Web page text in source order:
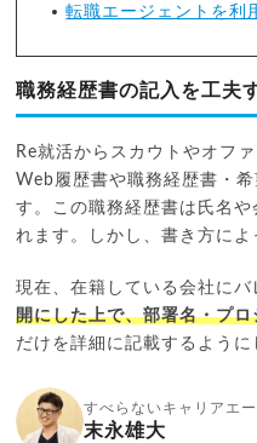
転職エージェントを利
職務経歴書の記入を工夫
Re就活からスカウトやオフ
Web履歴書や職務経歴書・
す。この職務経歴書は氏名
れます。しかし、書き方によ
現在、在籍している会社にバ
開にした上で、部署名・プ
だけを詳細に記載するように
すべらないキャリアエ
末永雄大